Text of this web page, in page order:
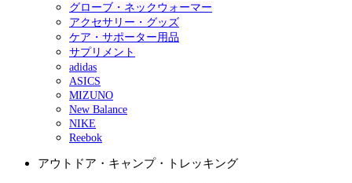
グローブ・ネックウォーマー
アクセサリー・グッズ
ケア・サポーター用品
サプリメント
adidas
ASICS
MIZUNO
New Balance
NIKE
Reebok
アウトドア・キャンプ・トレッキング